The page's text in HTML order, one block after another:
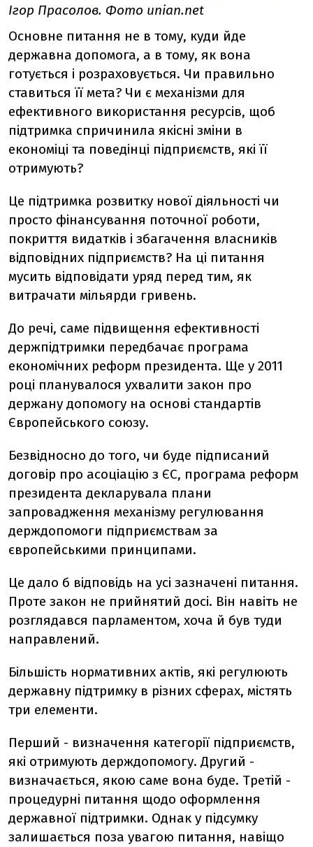
Ігор Прасолов. Фото unian.net
Основне питання не в тому, куди йде
державна допомога, а в тому, як вона
готується і розраховується. Чи правильно
ставиться її мета? Чи є механізми для
ефективного використання ресурсів, щоб
підтримка спричинила якісні зміни в
економіці та поведінці підприємств, які її
отримують?
Це підтримка розвитку нової діяльності чи
просто фінансування поточної роботи,
покриття видатків і збагачення власників
відповідних підприємств? На ці питання
мусить відповідати уряд перед тим, як
витрачати мільярди гривень.
До речі, саме підвищення ефективності
держпідтримки передбачає програма
економічних реформ президента. Ще у 2011
році планувалося ухвалити закон про
держану допомогу на основі стандартів
Європейського союзу.
Безвідносно до того, чи буде підписаний
договір про асоціацію з ЄС, програма реформ
президента декларувала плани
запровадження механізму регулювання
держдопомоги підприємствам за
європейськими принципами.
Це дало б відповідь на усі зазначені питання.
Проте закон не прийнятий досі. Він навіть не
розглядався парламентом, хоча й був туди
направлений.
Більшість нормативних актів, які регулюють
державну підтримку в різних сферах, містять
три елементи.
Перший - визначення категорії підприємств,
які отримують держдопомогу. Другий -
визначається, якою саме вона буде. Третій -
процедурні питання щодо оформлення
державної підтримки. Однак у підсумку
залишається поза увагою питання, навіщо